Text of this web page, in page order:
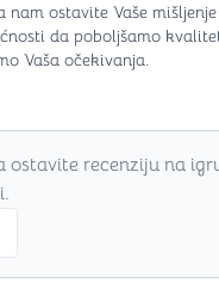
nam ostavite Vaše
da poboljšamo
Vaša očekivanja.
ostavite recenziju na